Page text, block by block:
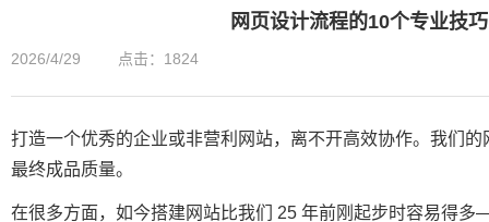
网页设计流程的10个专业技
2026/4/29 点击：1824
打造一个优秀的企业或非营利网站，离不开高效协作。我们
最终成品质量。
在很多方面，如今搭建网站比我们 25 年前刚起步时容易得